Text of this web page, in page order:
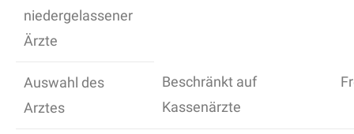
niedergelassener
Ärzte
Auswahl des
Arztes
Beschränkt auf
Kassenärzte